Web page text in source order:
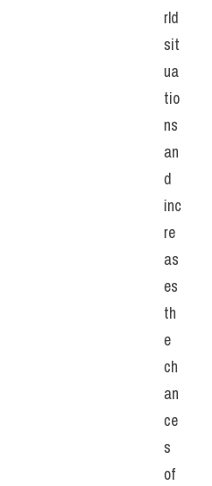
rld
sit
ua
tio
ns
an
d
inc
re
as
es
th
e
ch
an
ce
s
of